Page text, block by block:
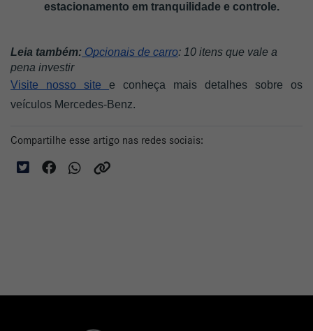
estacionamento em tranquilidade e controle.
Leia também: Opcionais de carro: 10 itens que vale a
pena investir
Visite nosso site e conheça mais detalhes sobre os
veículos Mercedes-Benz.
Compartilhe esse artigo nas redes sociais: